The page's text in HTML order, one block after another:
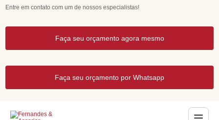
Entre em contato com um de nossos especialistas!
Faça seu orçamento agora mesmo
Faça seu orçamento por Whatsapp